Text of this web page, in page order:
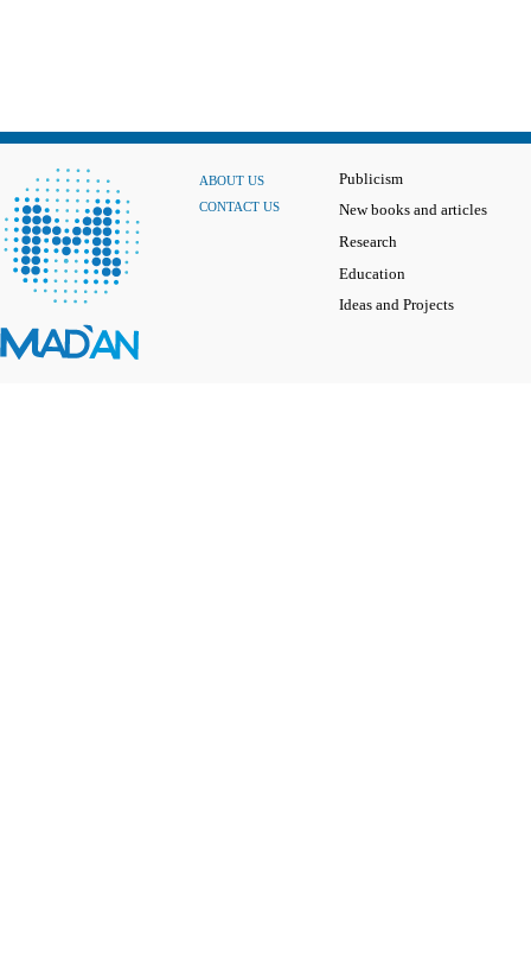
ABOUT US
CONTACT US
Publicism
New books and articles
Research
Education
Ideas and Projects